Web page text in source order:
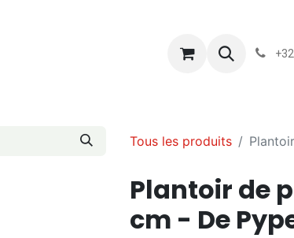
Conditions-
Tous les produits
Plantoir de
cm - De